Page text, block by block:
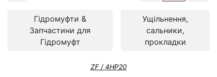
Гідромуфти &
Запчастини для
Гідромуфт
Ущільнення,
сальники,
прокладки
ZF / 4HP20